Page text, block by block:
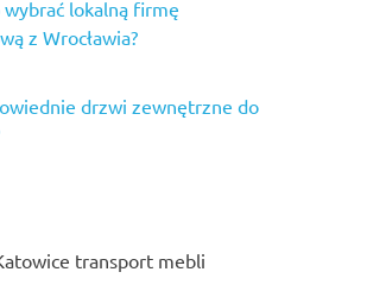
lokalną firmę
z Wrocławia?
drzwi zewnętrzne do
transport mebli